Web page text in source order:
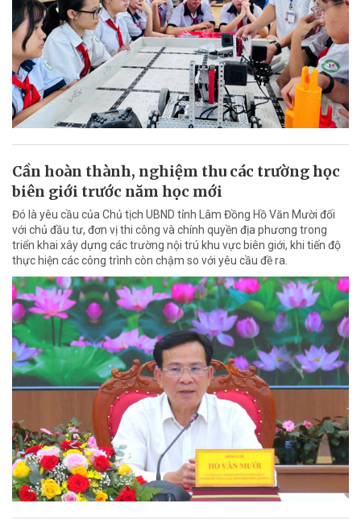
Cần hoàn thành, nghiệm thu các trường học
biên giới trước năm học mới
Đó là yêu cầu của Chủ tịch UBND tỉnh Lâm Đồng Hồ Văn Mười đối
với chủ đầu tư, đơn vị thi công và chính quyền địa phương trong
triển khai xây dựng các trường nội trú khu vực biên giới, khi tiến độ
thực hiện các công trình còn chậm so với yêu cầu đề ra.